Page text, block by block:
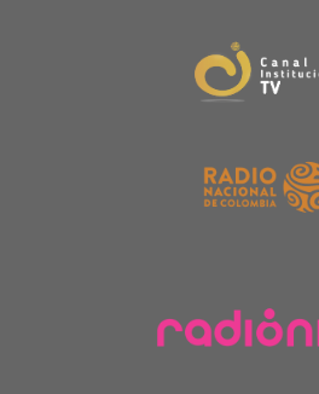
relatado por esta joven